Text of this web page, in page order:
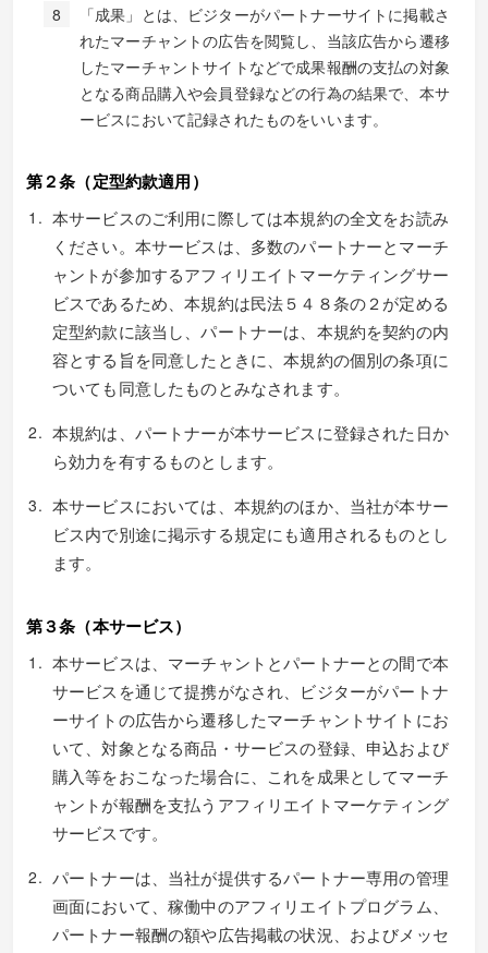
「成果」とは、ビジターがパートナーサイトに掲載さ
れたマーチャントの広告を閲覧し、当該広告から遷移
したマーチャントサイトなどで成果報酬の支払の対象
となる商品購入や会員登録などの行為の結果で、本サ
ービスにおいて記録されたものをいいます。
第２条（定型約款適用）
本サービスのご利用に際しては本規約の全文をお読み
ください。本サービスは、多数のパートナーとマーチ
ャントが参加するアフィリエイトマーケティングサー
ビスであるため、本規約は民法５４８条の２が定める
定型約款に該当し、パートナーは、本規約を契約の内
容とする旨を同意したときに、本規約の個別の条項に
ついても同意したものとみなされます。
本規約は、パートナーが本サービスに登録された日か
ら効力を有するものとします。
本サービスにおいては、本規約のほか、当社が本サー
ビス内で別途に掲示する規定にも適用されるものとし
ます。
第３条（本サービス）
本サービスは、マーチャントとパートナーとの間で本
サービスを通じて提携がなされ、ビジターがパートナ
ーサイトの広告から遷移したマーチャントサイトにお
いて、対象となる商品・サービスの登録、申込および
購入等をおこなった場合に、これを成果としてマーチ
ャントが報酬を支払うアフィリエイトマーケティング
サービスです。
パートナーは、当社が提供するパートナー専用の管理
画面において、稼働中のアフィリエイトプログラム、
パートナー報酬の額や広告掲載の状況、およびメッセ